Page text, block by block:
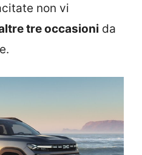
non vi
tre occasioni da